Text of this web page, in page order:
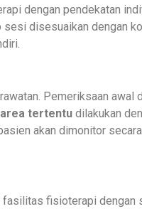
dengan pendekatan
disesuaikan dengan
Pemeriksaan awal
tertentudilakukan
akan dimonitor
fisioterapi dengan